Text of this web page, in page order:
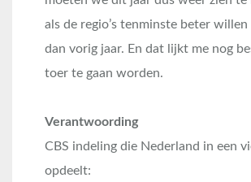
als de regio’s tenminste beter willen
dan vorig jaar. En dat lijkt me nog
toer te gaan worden.
Verantwoording
CBS indeling die Nederland in een
opdeelt: